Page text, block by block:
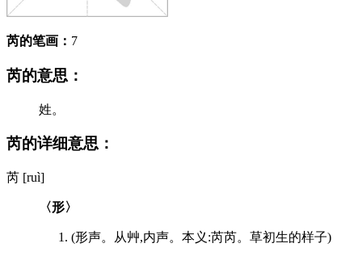
芮的笔画： 7
芮的意思：
姓。
芮的详细意思：
芮 [ruì]
〈形〉
(形声。从艸,内声。本义:芮芮。草初生的样子)